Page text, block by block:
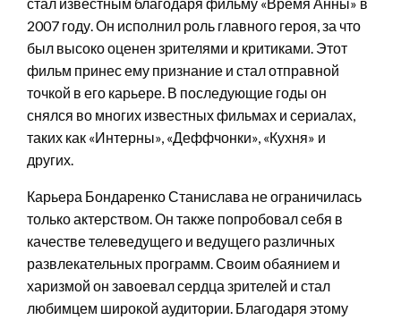
2007 году. Он исполнил роль главного героя, за что
был высоко оценен зрителями и критиками. Этот
фильм принес ему признание и стал отправной
точкой в его карьере. В последующие годы он
снялся во многих известных фильмах и сериалах,
таких как «Интерны», «Деффчонки», «Кухня» и
других.
Карьера Бондаренко Станислава не ограничилась
только актерством. Он также попробовал себя в
качестве телеведущего и ведущего различных
развлекательных программ. Своим обаянием и
харизмой он завоевал сердца зрителей и стал
любимцем широкой аудитории. Благодаря этому